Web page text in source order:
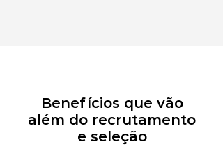
Benefícios que vão
além do recrutamento
e seleção